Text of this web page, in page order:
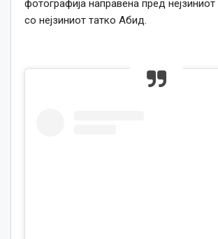
фотографија направена пред
со нејзиниот татко Абид.